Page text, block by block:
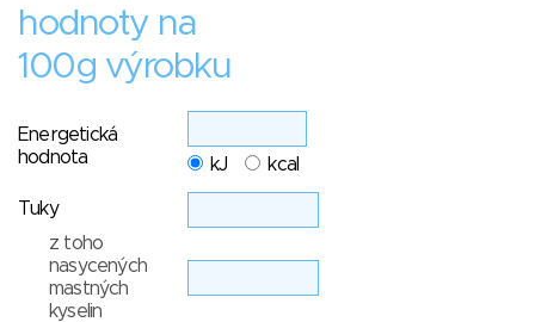
hodnoty na
100g výrobku
Energetická
hodnota
kJ kcal
Tuky
z toho
nasycených
mastných
kyselin